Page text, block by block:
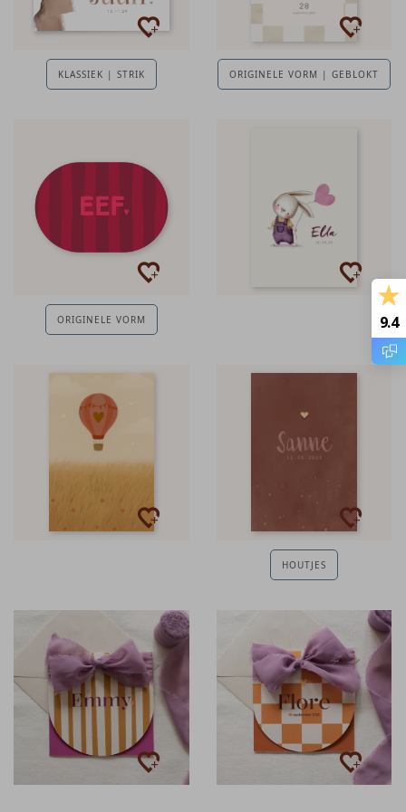
KLASSIEK | STRIK ORIGINELE VORM | GEBLOKT
ORIGINELE VORM
HOUTJES
9.4